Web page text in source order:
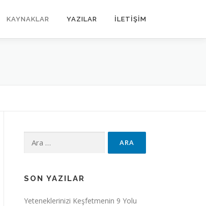
KAYNAKLAR YAZILAR İLETİŞİM
SON YAZILAR
Yeteneklerinizi Keşfetmenin 9 Yolu